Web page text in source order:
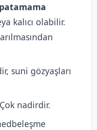
kalıcı olabilir.
suni gözyaşları
Çok nadirdir.